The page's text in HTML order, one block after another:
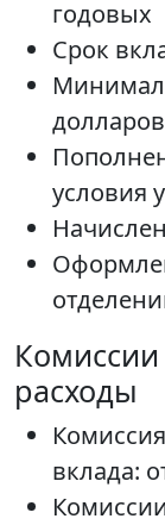
годовых
Срок
условия
расходы
вклада: